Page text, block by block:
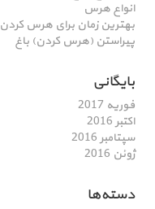
انواع هرس
بهترین زمان برای هرس کردن
پیراستن (هرس کردن) باغ
بایگانی
فوریه 2017
اکتبر 2016
سپتامبر 2016
ژوئن 2016
دسته‌ها